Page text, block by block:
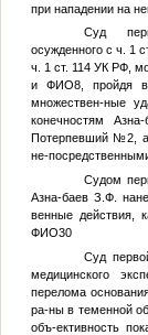
при нападении на
Суд
осужденного с ч. 1
ч. 1 ст. 114 УК РФ,
и ФИО8, пройдя
множествен-ные
конечностям
Потерпевший №2,
не-
Судом
Азна-баев З.Ф.
венные действия,
ФИО30
Суд
медицинского
перелома
ра-ны в теменной
объ-ективность